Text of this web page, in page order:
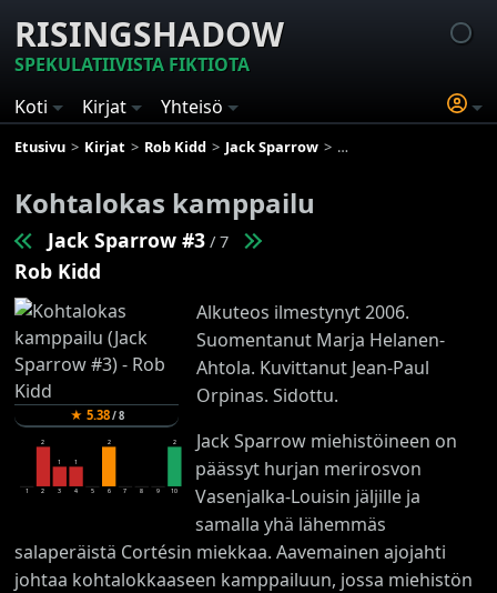
RISINGSHADOW
SPEKULATIIVISTA FIKTIOTA
Koti
Kirjat Yhteisö
Etusivu Kirjat Rob Kidd Jack Sparrow Kohtalokas kamppailu
Kohtalokas kamppailu
Jack Sparrow #3 / 7
Rob Kidd
★ 5.38/8
1
2
2
1
3
1
4 5
2
6 7 8 9
2
10
Alkuteos ilmestynyt 2006.
Suomentanut Marja Helanen-
Ahtola. Kuvittanut Jean-Paul
Orpinas. Sidottu.
Jack Sparrow miehistöineen on
päässyt hurjan merirosvon
Vasenjalka-Louisin jäljille ja
samalla yhä lähemmäs
salaperäistä Cortésin miekkaa. Aavemainen ajojahti
johtaa kohtalokkaaseen kamppailuun, jossa miehistön